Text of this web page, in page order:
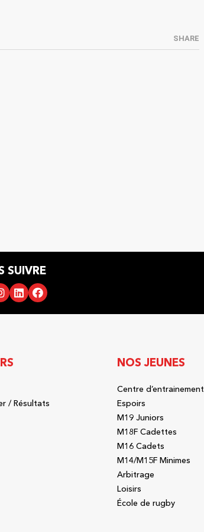
SHARE
SUIVRE
/ Résultats
NOS JEUNES
Centre d’entrainement
Espoirs
M19 Juniors
M18F Cadettes
M16 Cadets
M14/M15F Minimes
Arbitrage
Loisirs
École de rugby